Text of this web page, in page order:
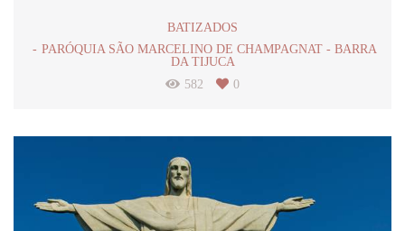
BATIZADOS
PARÓQUIA SÃO MARCELINO DE CHAMPAGNAT - BARRA
DA TIJUCA
582
0